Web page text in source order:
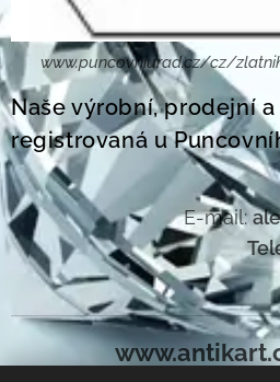
www.puncovniurad.cz/cz/
Naše výrobní, prodejní
registrovaná u
E-mail: